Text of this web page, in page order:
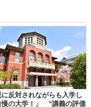
に反対されながらも入学し
慢の大学！」 “講義の評価